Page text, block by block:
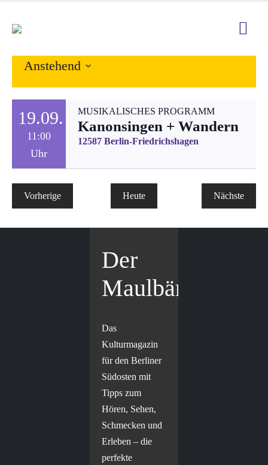
Anstehend
wählen.
19.09.
11:00
Uhr
MUSIKALISCHES PROGRAMM
Kanonsingen + Wandern
12587 Berlin-Friedrichshagen
VorherigeVeranstaltungen Heute
Nächste
Der
Maulbär
Das
Kulturmagazin
für den Berliner
Südosten mit
Tipps zum
Hören, Sehen,
Schmecken und
Erleben – die
perfekte